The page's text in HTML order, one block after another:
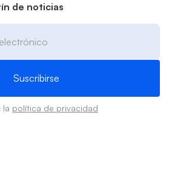
de noticias
la política de privacidad